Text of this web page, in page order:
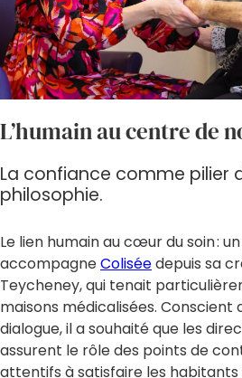
L’humain au centre de
La confiance comme pilier
philosophie.
Le lien humain au cœur du soin :
accompagneColiséedepuis sa
Teycheney, qui tenait
maisons médicalisées. Conscient
dialogue, il a souhaité que les
assurent le rôle des points de
attentifs à satisfaire les